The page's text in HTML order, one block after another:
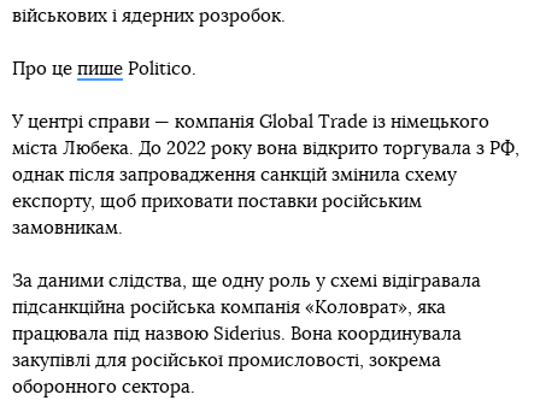
військових і ядерних розробок.
Про це пише Politico.
У центрі справи — компанія Global Trade із німецького
міста Любека. До 2022 року вона відкрито торгувала з РФ,
однак після запровадження санкцій змінила схему
експорту, щоб приховати поставки російським
замовникам.
За даними слідства, ще одну роль у схемі відігравала
підсанкційна російська компанія «Коловрат», яка
працювала під назвою Siderius. Вона координувала
закупівлі для російської промисловості, зокрема
оборонного сектора.